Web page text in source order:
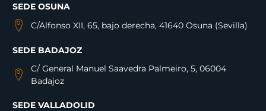
SEDE OSUNA
C/Alfonso XII, 65, bajo derecha, 41640 Osuna (Sevilla)
SEDE BADAJOZ
C/ General Manuel Saavedra Palmeiro, 5, 06004
Badajoz
SEDE VALLADOLID